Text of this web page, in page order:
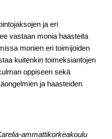
ja eri
vastaan monia haasteita
monien eri toimijoiden
kuitenkin toimeksiantojen
oppiseen sekä
ja haasteiden
ammattikorkeakoulu